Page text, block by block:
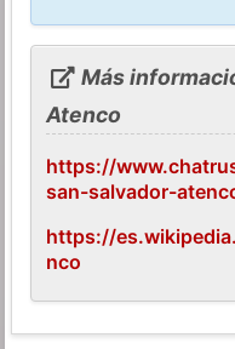
Más
Atenco
https://
san-salvador-
https://
nco